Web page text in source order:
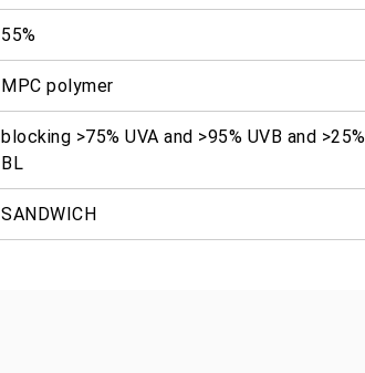
55%
MPC polymer
blocking >75% UVA and >95% UVB and >25%
BL
SANDWICH